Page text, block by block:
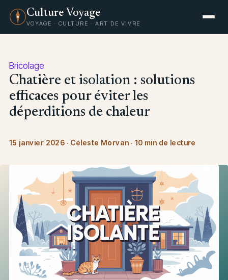
Culture Voyage
VOYAGE · CULTURE · ART DE VIVRE
Bricolage
Chatière et isolation : solutions
efficaces pour éviter les
déperditions de chaleur
15 janvier 2026 · Céleste Morvan · 10 min de lecture